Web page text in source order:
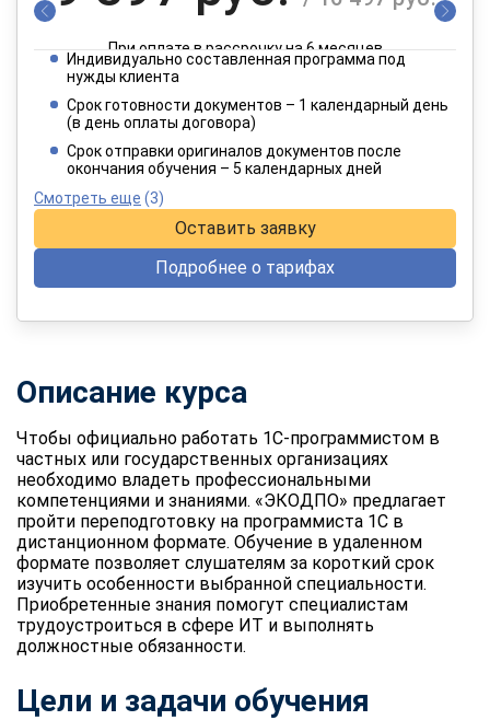
При оплате в рассрочку на 6 месяцев
4 949 руб. / 8 249 руб.
При оплате в рассрочку на 12 месяцев
Индивидуально составленная программа под
нужды клиента
Срок готовности документов – 1 календарный день
(в день оплаты договора)
Срок отправки оригиналов документов после
окончания обучения – 5 календарных дней
Смотреть еще (3)
Оставить заявку
Подробнее о тарифах
Описание курса
Чтобы официально работать 1С-программистом в
частных или государственных организациях
необходимо владеть профессиональными
компетенциями и знаниями. «ЭКОДПО» предлагает
пройти переподготовку на программиста 1С в
дистанционном формате. Обучение в удаленном
формате позволяет слушателям за короткий срок
изучить особенности выбранной специальности.
Приобретенные знания помогут специалистам
трудоустроиться в сфере ИТ и выполнять
должностные обязанности.
Цели и задачи обучения